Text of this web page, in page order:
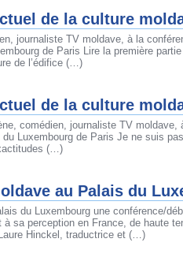
de la culture
journaliste TV moldave, à la
de Paris Lire la première
de l’édifice (…)
de la culture
comédien, journaliste TV moldave,
Luxembourg de Paris Je ne suis
(…)
au Palais du
du Luxembourg une conférence/
sa perception en France, de haute
Hinckel, traductrice et (…)